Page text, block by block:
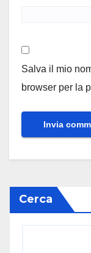
Salva il mio
browser per la
Cerca